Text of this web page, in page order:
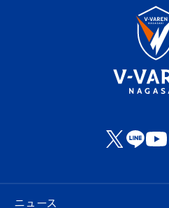
ニュース